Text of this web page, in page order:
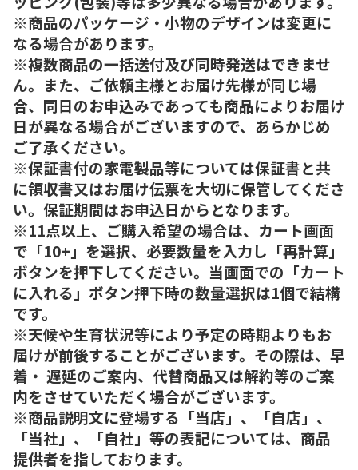
※商品のパッケージ・小物のデザインは変更に
なる場合があります。
※複数商品の一括送付及び同時発送はできませ
ん。また、ご依頼主様とお届け先様が同じ場
合、同日のお申込みであっても商品によりお届け
日が異なる場合がございますので、あらかじめ
ご了承ください。
※保証書付の家電製品等については保証書と共
に領収書又はお届け伝票を大切に保管してくださ
い。保証期間はお申込日からとなります。
※11点以上、ご購入希望の場合は、カート画面
で「10+」を選択、必要数量を入力し「再計算」
ボタンを押下してください。当画面での「カート
に入れる」ボタン押下時の数量選択は1個で結構
です。
※天候や生育状況等により予定の時期よりもお
届けが前後することがございます。その際は、早
着・ 遅延のご案内、代替商品又は解約等のご案
内をさせていただく場合がございます。
※商品説明文に登場する「当店」、「自店」、
「当社」、「自社」等の表記については、商品
提供者を指しております。